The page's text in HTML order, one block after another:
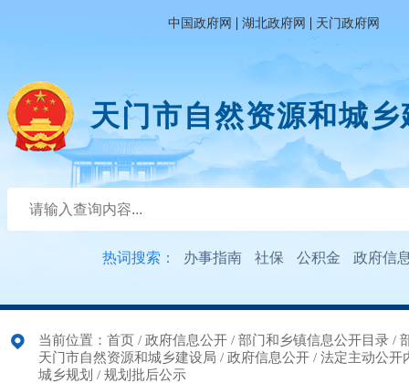
中国政府网 | 湖北政府网 | 天门政府网
天门市自然资源和城
热词搜索： 办事指南 社保 公积金 政府信
当前位置： 首页 / 政府信息公开 / 部门和乡镇信息公开目录 /
天门市自然资源和城乡建设局 / 政府信息公开 / 法定主动公开
城乡规划 / 规划批后公示